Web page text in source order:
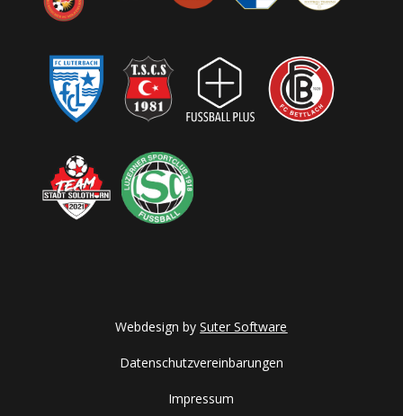
Webdesign bySuter Software
Datenschutzvereinbarungen
Impressum